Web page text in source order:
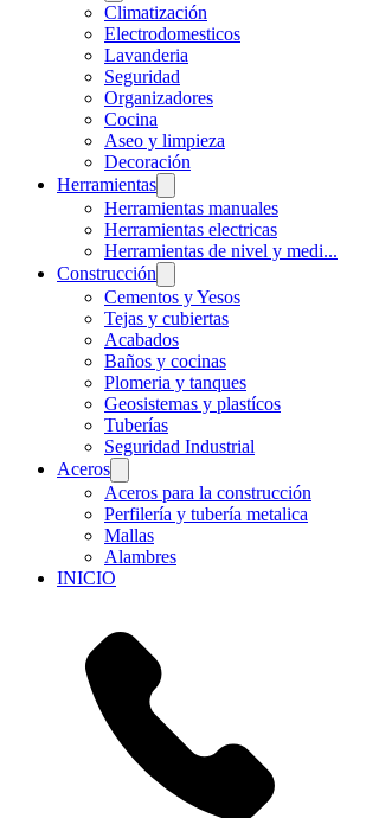
Climatización
Electrodomesticos
Lavanderia
Seguridad
Organizadores
Cocina
Aseo y limpieza
Decoración
Herramientas
Herramientas manuales
Herramientas electricas
Herramientas de nivel y medi...
Construcción
Cementos y Yesos
Tejas y cubiertas
Acabados
Baños y cocinas
Plomeria y tanques
Geosistemas y plastícos
Tuberías
Seguridad Industrial
Aceros
Aceros para la construcción
Perfilería y tubería metalica
Mallas
Alambres
INICIO